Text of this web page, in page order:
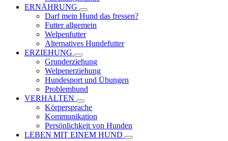
ERNÄHRUNG
Darf mein Hund das fressen?
Futter allgemein
Welpenfutter
Alternatives Hundefutter
ERZIEHUNG
Grunderziehung
Welpenerziehung
Hundesport und Übungen
Problemhund
VERHALTEN
Körpersprache
Kommunikation
Persönlichkeit von Hunden
LEBEN MIT EINEM HUND